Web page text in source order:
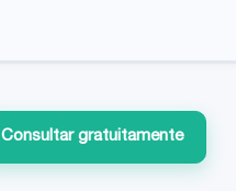
Consultar gratuitamente